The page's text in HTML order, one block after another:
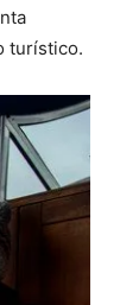
turístico.